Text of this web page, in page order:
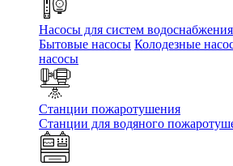
Насосы для систем водоснабжения
Бытовые насосы Колодезные
насосы
Станции пожаротушения
Станции для водяного